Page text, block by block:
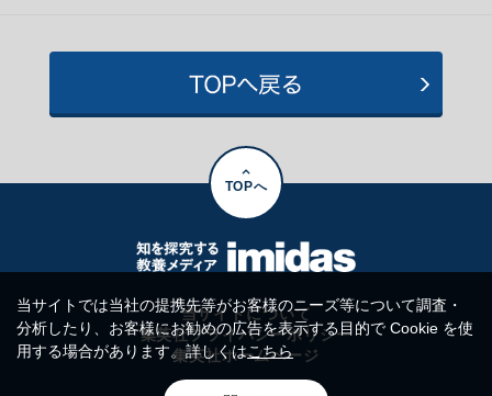
TOPへ
当サイトについて
集英社プライバシーポリシー
集英社ホームページ
当サイトでは当社の提携先等がお客様のニーズ等について調査・
分析したり、お客様にお勧めの広告を表示する目的で Cookie を使
用する場合があります。詳しくはこちら